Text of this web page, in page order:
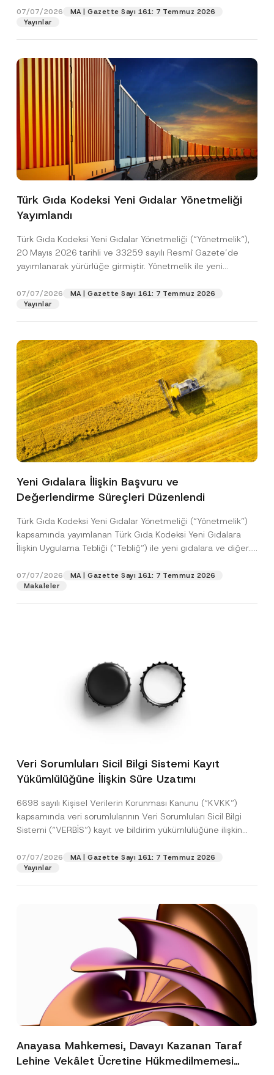
07/07/2026
MA | Gazette Sayı 161: 7 Temmuz 2026
Yayınlar
Türk Gıda Kodeksi Yeni Gıdalar Yönetmeliği
Yayımlandı
Türk Gıda Kodeksi Yeni Gıdalar Yönetmeliği (“Yönetmelik“),
20 Mayıs 2026 tarihli ve 33259 sayılı Resmî Gazete’de
yayımlanarak yürürlüğe girmiştir. Yönetmelik ile yeni
07/07/2026
MA | Gazette Sayı 161: 7 Temmuz 2026
Yayınlar
Yeni Gıdalara İlişkin Başvuru ve
Değerlendirme Süreçleri Düzenlendi
Türk Gıda Kodeksi Yeni Gıdalar Yönetmeliği (“Yönetmelik”)
kapsamında yayımlanan Türk Gıda Kodeksi Yeni Gıdalara
İlişkin Uygulama Tebliği (“Tebliğ”) ile yeni gıdalara ve diğer...
07/07/2026
MA | Gazette Sayı 161: 7 Temmuz 2026
Makaleler
Veri Sorumluları Sicil Bilgi Sistemi Kayıt
Yükümlülüğüne İlişkin Süre Uzatımı
6698 sayılı Kişisel Verilerin Korunması Kanunu (“KVKK”)
kapsamında veri sorumlularının Veri Sorumluları Sicil Bilgi
Sistemi (“VERBİS”) kayıt ve bildirim yükümlülüğüne ilişkin
07/07/2026
MA | Gazette Sayı 161: 7 Temmuz 2026
Yayınlar
Anayasa Mahkemesi, Davayı Kazanan Taraf
Lehine Vekâlet Ücretine Hükmedilmemesi
Pozisyon
E-Posta Adresi
Telefon Numarası
P
i
v
a
c
o
t
c
*
Bu iletişim formu aracılığıyla sağlanan kişisel
anladım.
*
F
r
m
a
A
p
o
v
*
Bu iletişim formunu göndererek,aydınlatma
metninde açıklanan şekilde kişisel verilerimin